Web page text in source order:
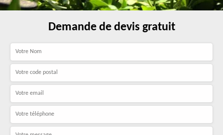
Demande de devis gratuit